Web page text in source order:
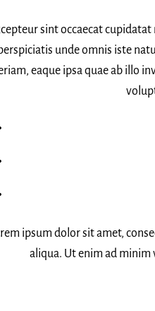
sint occaecat
unde omnis iste
eaque ipsa quae ab illo
ipsum dolor sit amet,
aliqua. Ut enim ad